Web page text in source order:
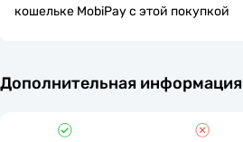
кошельке MobiPay с этой покупкой
Дополнительная информация